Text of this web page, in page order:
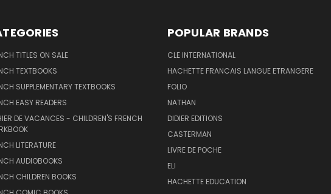
TITLES ON SALE
TEXTBOOKS
SUPPLEMENTARY TEXTBOOKS
EASY READERS
DE VACANCES - CHILDREN'S FRENCH
LITERATURE
AUDIOBOOKS
CHILDREN BOOKS
POPULAR BRANDS
CLE INTERNATIONAL
HACHETTE FRANCAIS LANGUE ETRANGERE
FOLIO
NATHAN
DIDIER EDITIONS
CASTERMAN
LIVRE DE POCHE
ELI
HACHETTE EDUCATION